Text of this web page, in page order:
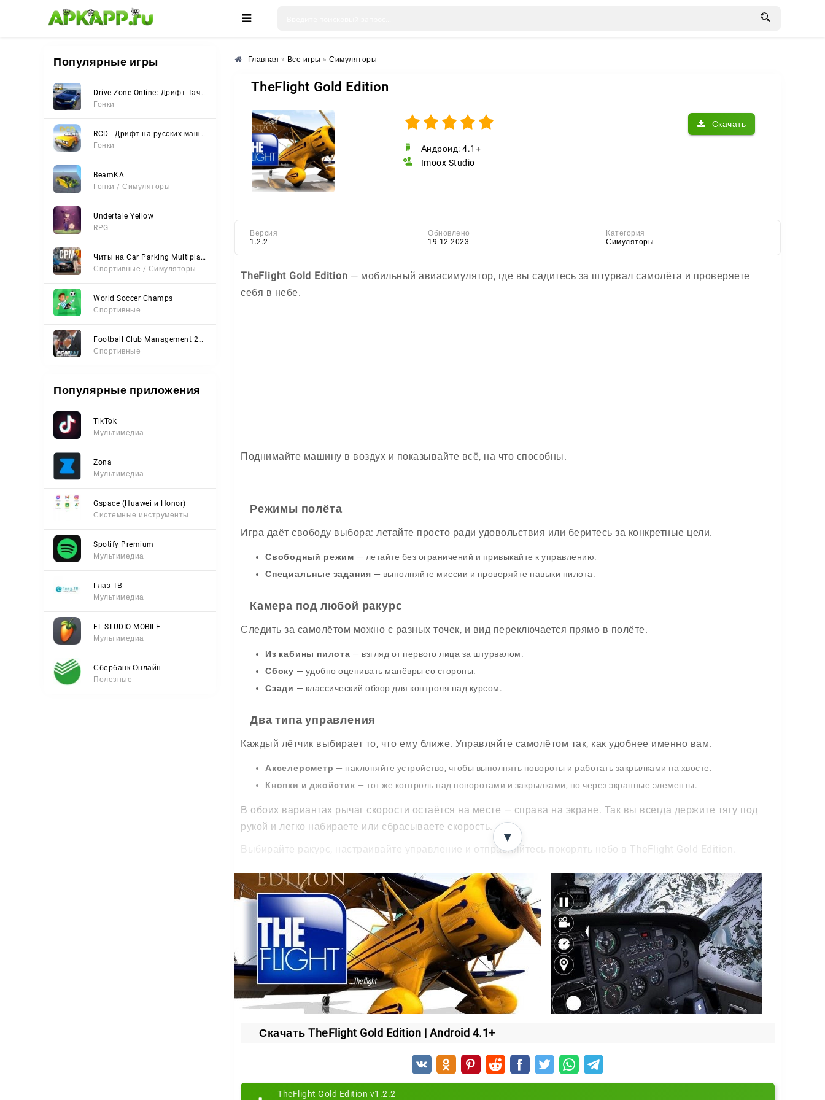
🌸 🌼 🌺
Популярные игры
Drive Zone Online: Дрифт Тачки
Гонки
RCD - Дрифт на русских машинах
Гонки
BeamKA
Гонки / Симуляторы
Undertale Yellow
RPG
Читы на Car Parking Multiplayer 2 (Все открыто, Мод-Меню)
Спортивные / Симуляторы
World Soccer Champs
Спортивные
Football Club Management 2023
Спортивные
Популярные приложения
TikTok
Мультимедиа
Zona
Мультимедиа
Gspace (Huawei и Honor)
Системные инструменты
Spotify Premium
Мультимедиа
Глаз ТВ
Мультимедиа
FL STUDIO MOBILE
Мультимедиа
Сбербанк Онлайн
Полезные
Главная » Все игры » Симуляторы
TheFlight Gold Edition
Скачать
Андроид: 4.1+
Imoox Studio
Версия
1.2.2
Обновлено
19-12-2023
Категория
Симуляторы
TheFlight Gold Edition — мобильный авиасимулятор, где вы садитесь за штурвал самолёта и проверяете
себя в небе.
Поднимайте машину в воздух и показывайте всё, на что способны.
Режимы полёта
Игра даёт свободу выбора: летайте просто ради удовольствия или беритесь за конкретные цели.
Свободный режим — летайте без ограничений и привыкайте к управлению.
Специальные задания — выполняйте миссии и проверяйте навыки пилота.
Камера под любой ракурс
Следить за самолётом можно с разных точек, и вид переключается прямо в полёте.
Из кабины пилота — взгляд от первого лица за штурвалом.
Сбоку — удобно оценивать манёвры со стороны.
Сзади — классический обзор для контроля над курсом.
Два типа управления
Каждый лётчик выбирает то, что ему ближе. Управляйте самолётом так, как удобнее именно вам.
Акселерометр — наклоняйте устройство, чтобы выполнять повороты и работать закрылками на хвосте.
Кнопки и джойстик — тот же контроль над поворотами и закрылками, но через экранные элементы.
В обоих вариантах рычаг скорости остаётся на месте — справа на экране. Так вы всегда держите тягу под
рукой и легко набираете или сбрасываете скорость.
Выбирайте ракурс, настраивайте управление и отправляйтесь покорять небо в TheFlight Gold Edition.
▼
Скачать TheFlight Gold Edition | Android 4.1+
TheFlight Gold Edition v1.2.2